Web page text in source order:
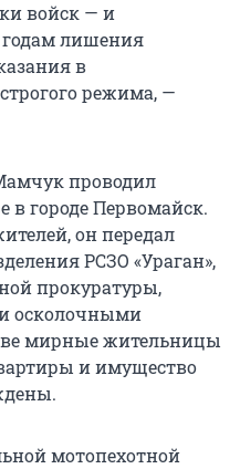
войск — и
лишения
в
режима, —
проводил
в городе Первомайск.
он передал
РСЗО «Ураган»,
прокуратуры,
осколочными
мирные жительницы
и имущество
мотопехотной